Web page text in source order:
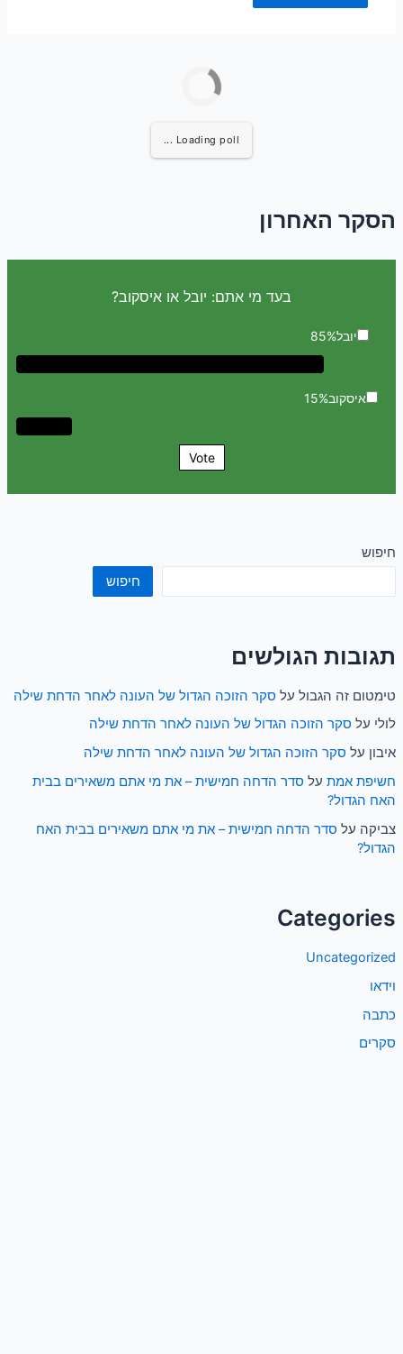
Loading poll ...
הסקר האחרון
בעד מי אתם: יובל או איסקוב?
יובל85%
איסקוב15%
Vote
חיפוש
חיפוש
תגובות הגולשים
טימטום זה הגבולעלסקר הזוכה הגדול של העונה לאחר הדחת שילה
לוליעלסקר הזוכה הגדול של העונה לאחר הדחת שילה
איבוןעלסקר הזוכה הגדול של העונה לאחר הדחת שילה
חשיפת אמתעלסדר הדחה חמישית – את מי אתם משאירים בבית
האח הגדול?
צביקהעלסדר הדחה חמישית – את מי אתם משאירים בבית האח
הגדול?
Categories
Uncategorized
וידאו
כתבה
סקרים